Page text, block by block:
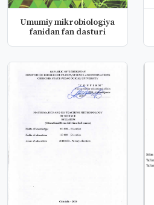
Umumiy mikrobiologiya
fanidan fan dasturi